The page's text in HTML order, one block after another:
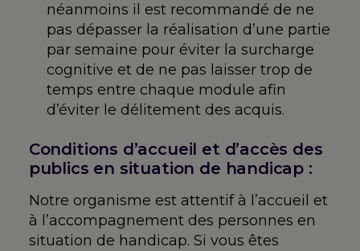
néanmoins il est recommandé de ne
pas dépasser la réalisation d’une partie
par semaine pour éviter la surcharge
cognitive et de ne pas laisser trop de
temps entre chaque module afin
d’éviter le délitement des acquis.
Conditions d’accueil et d’accès des
publics en situation de handicap :
Notre organisme est attentif à l’accueil et
à l’accompagnement des personnes en
situation de handicap. Si vous êtes